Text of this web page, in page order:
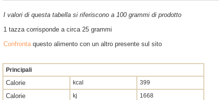
I valori di questa tabella si riferiscono a 100 grammi di prodotto
1 tazza corrisponde a circa 25 grammi
Confrontaquesto alimento con un altro presente sul sito
Principali
Calorie kcal 399
Calorie kj 1668